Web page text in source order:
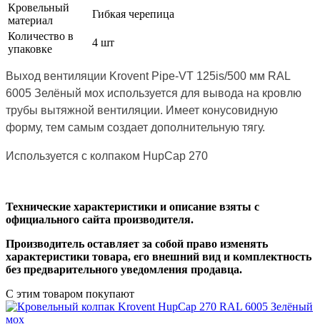
Кровельный
материал
Гибкая черепица
Количество в
упаковке
4 шт
Выход вентиляции Krovent Pipe-VT 125is/500 мм RAL
6005 Зелёный мох используется для вывода на кровлю
трубы вытяжной вентиляции. Имеет конусовидную
форму, тем самым создает дополнительную тягу.
Используется с колпаком HupCap 270
Технические характеристики и описание взяты с
официального сайта производителя.
Производитель оставляет за собой право изменять
характеристики товара, его внешний вид и комплектность
без предварительного уведомления продавца.
С этим товаром покупают